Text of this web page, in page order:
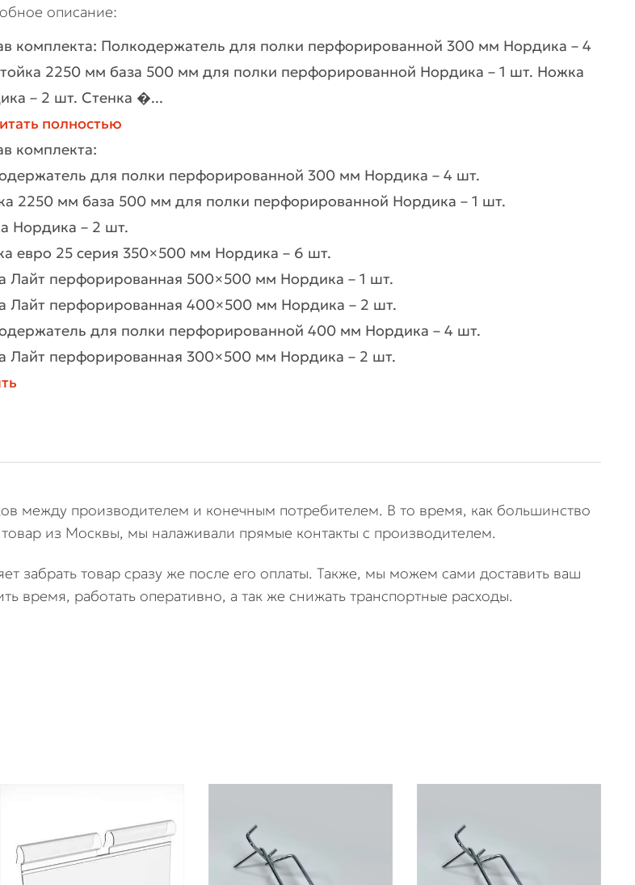
описание
комплекта: Полкодержатель для полки перфорированной 300 мм Нордика – 4
2250 мм база 500 мм для полки перфорированной Нордика – 1 шт. Ножка
– 2 шт. Стенка �...
полностью
комплекта:
для полки перфорированной 300 мм Нордика – 4 шт.
2250 мм база 500 мм для полки перфорированной Нордика – 1 шт.
Нордика – 2 шт.
евро 25 серия 350×500 мм Нордика – 6 шт.
Лайт перфорированная 500×500 мм Нордика – 1 шт.
Лайт перфорированная 400×500 мм Нордика – 2 шт.
для полки перфорированной 400 мм Нордика – 4 шт.
Лайт перфорированная 300×500 мм Нордика – 2 шт.
между производителем и конечным потребителем. В то время, как большинство
из Москвы, мы налаживали прямые контакты с производителем.
забрать товар сразу же после его оплаты. Также, мы можем сами доставить ваш
время, работать оперативно, а так же снижать транспортные расходы.